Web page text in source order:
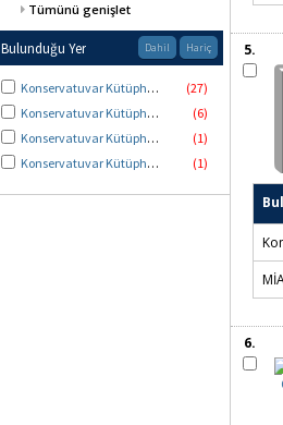
Tümünü genişlet
Bulunduğu Yer Dahil Hariç
Konservatuvar Kütüphanesi
(27)
Konservatuvar Kütüphanesi Görsel İşitsel Bölümü
(6)
Konservatuvar Kütüphanesi Nadir Eserler Koleksiyonu
(1)
Konservatuvar Kütüphanesi Notalar Bölümü
(1)